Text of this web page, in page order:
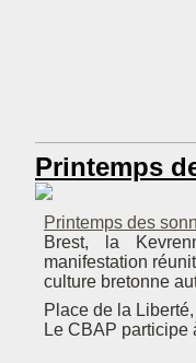
Printemps
Printemps des
Brest, la
manifestation
culture bretonne
Place de la
Le CBAP participe